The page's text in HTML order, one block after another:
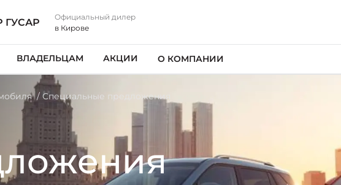
ГУСАР
Официальный дилер
в Кирове
ВЛАДЕЛЬЦАМ АКЦИИ О КОМПАНИИ
Специальные предложения